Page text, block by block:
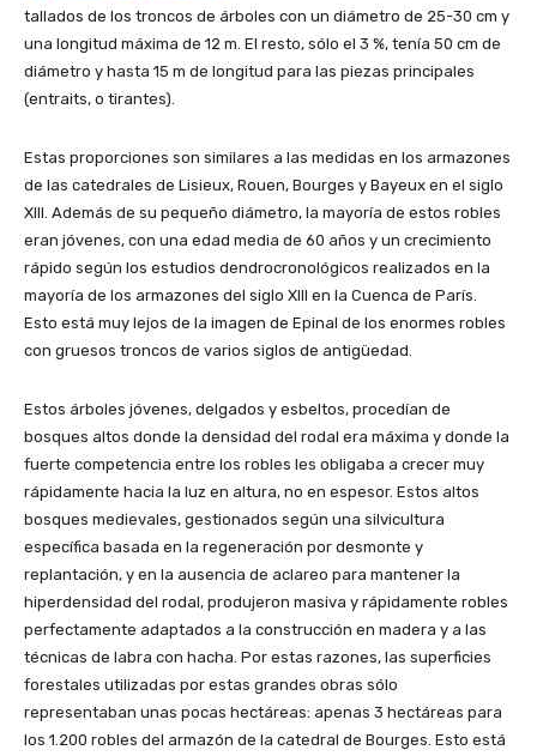
tallados de los troncos de árboles con un diámetro de 25-30 cm y
una longitud máxima de 12 m. El resto, sólo el 3 %, tenía 50 cm de
diámetro y hasta 15 m de longitud para las piezas principales
(entraits, o tirantes).
Estas proporciones son similares a las medidas en los armazones
de las catedrales de Lisieux, Rouen, Bourges y Bayeux en el siglo
XIII. Además de su pequeño diámetro, la mayoría de estos robles
eran jóvenes, con una edad media de 60 años y un crecimiento
rápido según los estudios dendrocronológicos realizados en la
mayoría de los armazones del siglo XIII en la Cuenca de París.
Esto está muy lejos de la imagen de Epinal de los enormes robles
con gruesos troncos de varios siglos de antigüedad.
Estos árboles jóvenes, delgados y esbeltos, procedían de
bosques altos donde la densidad del rodal era máxima y donde la
fuerte competencia entre los robles les obligaba a crecer muy
rápidamente hacia la luz en altura, no en espesor. Estos altos
bosques medievales, gestionados según una silvicultura
específica basada en la regeneración por desmonte y
replantación, y en la ausencia de aclareo para mantener la
hiperdensidad del rodal, produjeron masiva y rápidamente robles
perfectamente adaptados a la construcción en madera y a las
técnicas de labra con hacha. Por estas razones, las superficies
forestales utilizadas por estas grandes obras sólo
representaban unas pocas hectáreas: apenas 3 hectáreas para
los 1.200 robles del armazón de la catedral de Bourges. Esto está